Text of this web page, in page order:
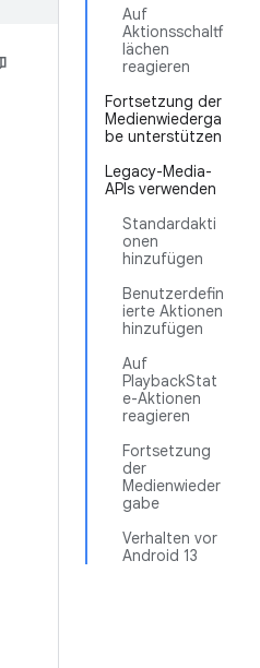
Auf
Aktionsschaltf
lächen
reagieren
Fortsetzung der
Medienwiederga
be unterstützen
Legacy-Media-
APIs verwenden
Standardakti
onen
hinzufügen
Benutzerdefin
ierte Aktionen
hinzufügen
Auf
PlaybackStat
e-Aktionen
reagieren
Fortsetzung
der
Medienwieder
gabe
Verhalten vor
Android 13